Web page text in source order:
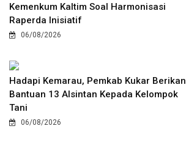
Kemenkum Kaltim Soal Harmonisasi
Raperda Inisiatif
06/08/2026
Hadapi Kemarau, Pemkab Kukar Berikan
Bantuan 13 Alsintan Kepada Kelompok
Tani
06/08/2026